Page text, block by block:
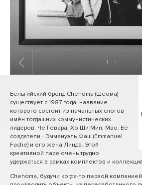
1 / 7
Бельгийский бренд Chehoma (Шеома)
существует с 1987 года, название
которого состоит из начальных слогов
имён тогдашних коммунистических
лидеров: Че Гевара, Хо Ши Мин, Мао. Её
создатели - Эммануэль Фаш (Emmanuel
Fache) и его жена Линда. Этой
креативной паре очень трудно
удержаться в рамках комплектов и
Chehoma, будучи когда-то первой